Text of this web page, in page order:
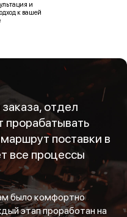
и
к вашей
отдел
прорабатывать
поставки в
все процессы
было комфортно
этап проработан на